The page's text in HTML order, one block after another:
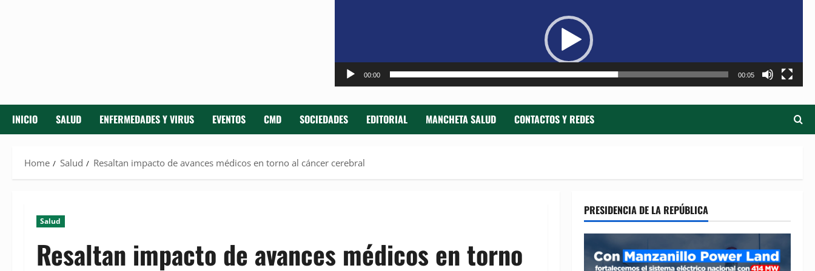
00:00 00:05
INICIO SALUD ENFERMEDADES Y VIRUS EVENTOS CMD SOCIEDADES EDITORIAL MANCHETA SALUD CONTACTOS Y REDES
Home Salud Resaltan impacto de avances médicos en torno al cáncer cerebral
Salud
Resaltan impacto de avances médicos en torno
PRESIDENCIA DE LA REPÚBLICA